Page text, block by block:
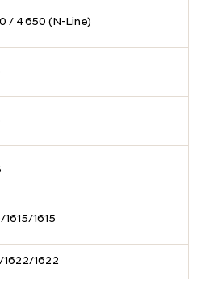
/ 4650 (N-Line)
1615/1615
1622/1622